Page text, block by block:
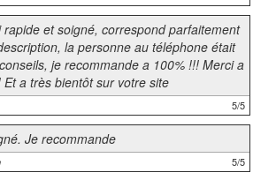
rapide et soigné, correspond parfaitement
la personne au téléphone était
je recommande a 100% !!! Merci a
a très bientôt sur votre site
5/5
Je recommande
5/5